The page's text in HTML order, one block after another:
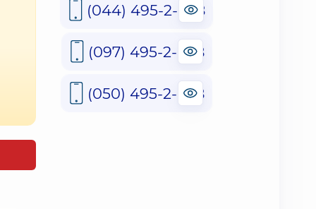
(044) 495-2-888
(097) 495-2-888
(050) 495-2-888